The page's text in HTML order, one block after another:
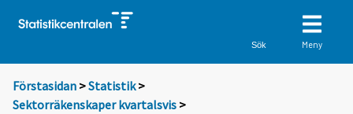
Sök Meny
Förstasidan >Statistik >
Sektorräkenskaper kvartalsvis >